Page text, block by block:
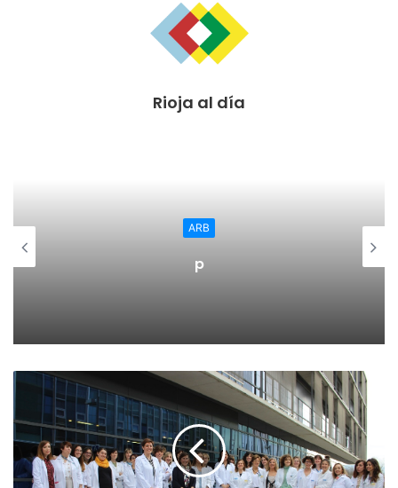
​El Diputado Autonómico del PP de La Rioja ha explicado
que a partir de octubre de 2019, los seis médicos que
atendían la Zona Básica de Salud 1 (tres el valle de Alhama
cinco porque uno de los facultativos que atendían a los
los dos facultativos se ausenta, es un médico del Valle del
Alhama quien cubre su ausencia”.
Olivedo ha perdido 7. No es lo único que han perdido, en
los últimos meses, esta comarca ha dejado de tener un
pediatra que preste su servicio in situ, derivando a los
niños al centro de salud de Arnedo. En los últimos, se ha
dejado prácticamente de prestar el servicio de psiquiatría
Rioja al día
ARB
p